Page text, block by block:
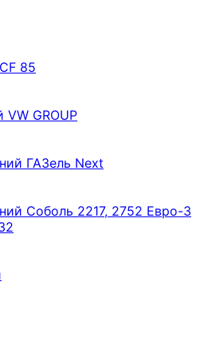
85
GROUP
ГАЗель Next
Соболь 2217, 2752 Евро-3